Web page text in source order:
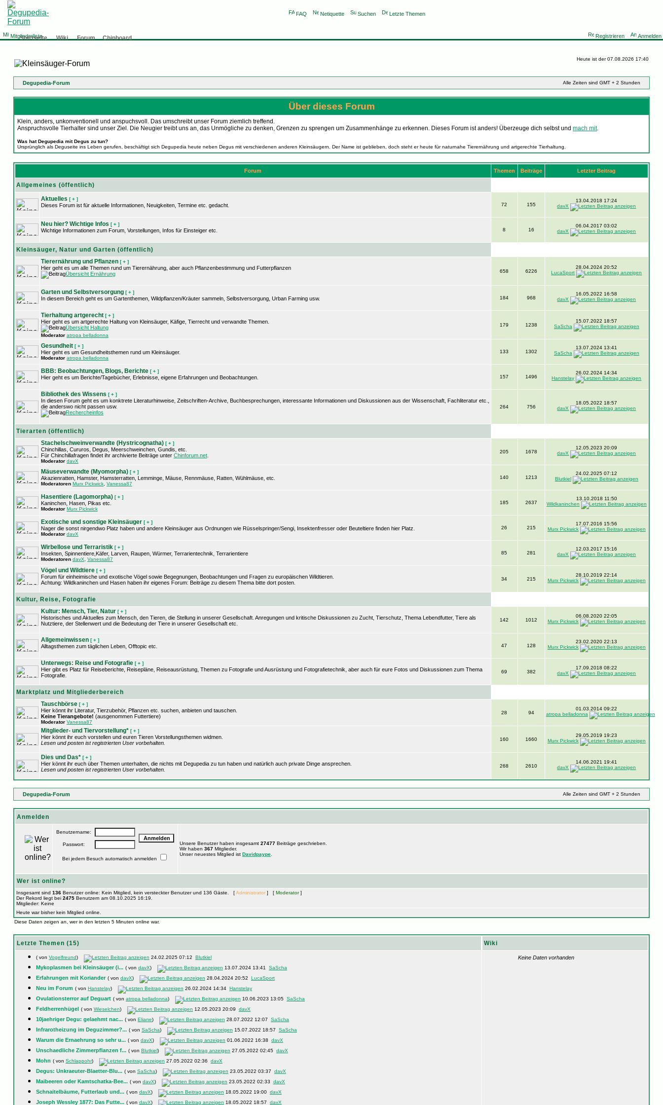
FAQ Netiquette Suchen Letzte Themen
Mitgliederliste Registrieren Anmelden
Startseite Wiki Forum Chinboard
Heute ist der 07.08.2026 17:40
Degupedia-Forum Alle Zeiten sind GMT + 2 Stunden
Über dieses Forum
Klein, anders, unkonventionell und anspuchsvoll. Das umschreibt unser Forum ziemlich treffend.
Anspruchsvolle Tierhalter sind unser Ziel. Die Neugier treibt uns an, das Unmögliche zu denken, Grenzen zu sprengen um Zusammenhänge zu erkennen. Dieses Forum ist anders! Überzeuge dich selbst und mach mit.
Was hat Degupedia mit Degus zu tun?
Ursprünglich als Deguseite ins Leben gerufen, beschäftigt sich Degupedia heute neben Degus mit verschiedenen anderen Kleinsäugern. Der Name ist geblieben, doch steht er heute für naturnahe Tierernährung und artgerechte Tierhaltung.
Forum Themen Beiträge Letzter Beitrag
Allgemeines (öffentlich)
Aktuelles [ + ]
Dieses Forum ist für aktuelle Informationen, Neuigkeiten, Termine etc. gedacht. 72 155
13.04.2018 17:24
davX
Neu hier? Wichtige Infos [ + ]
Wichtige Informationen zum Forum, Vorstellungen, Infos für Einsteiger etc. 8 16
06.04.2017 03:02
davX
Kleinsäuger, Natur und Garten (öffentlich)
Tierernährung und Pflanzen [ + ]
Hier geht es um alle Themen rund um Tierernährung, aber auch Pflanzenbestimmung und Futterpflanzen
Übersicht Ernährung
658 6226
28.04.2024 20:52
LucaSport
Garten und Selbstversorgung [ + ]
In diesem Bereich geht es um Gartenthemen, Wildpflanzen/Kräuter sammeln, Selbstversorgung, Urban Farming usw. 184 968
16.05.2022 16:58
davX
Tierhaltung artgerecht [ + ]
Hier geht es um artgerechte Haltung von Kleinsäuger, Käfige, Tierrecht und verwandte Themen.
Übersicht Haltung
Moderator atropa belladonna
179 1238
15.07.2022 18:57
SaScha
Gesundheit [ + ]
Hier geht es um Gesundheitsthemen rund um Kleinsäuger.
Moderator atropa belladonna
133 1302
13.07.2024 13:41
SaScha
BBB: Beobachtungen, Blogs, Berichte [ + ]
Hier geht es um Berichte/Tagebücher, Erlebnisse, eigene Erfahrungen und Beobachtungen. 157 1496
26.02.2024 14:34
Hanstelay
Bibliothek des Wissens [ + ]
In diesen Forum geht es um konktrete Literaturhinweise, Zeitschriften-Archive, Buchbesprechungen, interessante Informationen und Diskussionen aus der Wissenschaft, Fachliteratur etc.,
die anderswo nicht passen usw.
Rechercheinfos
264 756
18.05.2022 18:57
davX
Tierarten (öffentlich)
Stachelschweinverwandte (Hystricognatha) [ + ]
Chinchillas, Cururos, Degus, Meerschweinchen, Gundis, etc.
Für Chinchillafragen findet ihr archivierte Beiträge unter Chinforum.net.
Moderator davX
205 1678
12.05.2023 20:09
davX
Mäuseverwandte (Myomorpha) [ + ]
Akazienratten, Hamster, Hamsterratten, Lemminge, Mäuse, Rennmäuse, Ratten, Wühlmäuse, etc.
Moderatoren Murx Pickwick, Vanessa87
140 1213
24.02.2025 07:12
Blutkiel
Hasentiere (Lagomorpha) [ + ]
Kaninchen, Hasen, Pikas etc.
Moderator Murx Pickwick
185 2637
13.10.2018 11:50
Wildkaninchen
Exotische und sonstige Kleinsäuger [ + ]
Nager die sonst nirgendwo Platz haben und andere Kleinsäuger aus Ordnungen wie Rüsselspringer/Sengi, Insektenfresser oder Beuteltiere finden hier Platz.
Moderator davX
26 215
17.07.2016 15:56
Murx Pickwick
Wirbellose und Terraristik [ + ]
Insekten, Spinnentiere,Käfer, Larven, Raupen, Würmer, Terrarientechnik, Terrarientiere
Moderatoren davX Vanessa87
85 281
12.03.2017 15:16
davX
Vögel und Wildtiere [ + ]
Forum für einheimische und exotische Vögel sowie Begegnungen, Beobachtungen und Fragen zu europäischen Wildtieren.
Achtung: Wildkaninchen und Hasen haben ihr eigenes Forum: Beiträge zu diesem Thema bitte dort posten.
34 215
28.10.2019 22:14
Murx Pickwick
Kultur, Reise, Fotografie
Kultur: Mensch, Tier, Natur [ + ]
Historisches und Aktuelles zum Mensch, den Tieren, die Stellung in unserer Gesellschaft. Anregungen und kritische Diskussionen zu Zucht, Tierschutz, Thema Lebendfutter, Tiere als
Nutztiere, der Stellenwert und die Bedeutung der Tiere in unserer Gesellschaft etc.
142 1012
06.08.2020 22:05
Murx Pickwick
Allgemeinwissen [ + ]
Alltagsthemen zum täglichen Leben, Offtopic etc. 47 128
23.02.2020 22:13
Murx Pickwick
Unterwegs: Reise und Fotografie [ + ]
Hier gibt es Platz für Reiseberichte, Reisepläne, Reiseausrüstung, Themen zu Fotografie und Ausrüstung und Fotografietechnik, aber auch für eure Fotos und Diskussionen zum Thema
Fotografie.
69 382
17.09.2018 08:22
davX
Marktplatz und Mitgliederbereich
Tauschbörse [ + ]
Hier könnt ihr Literatur, Tierzubehör, Pflanzen etc. suchen, anbieten und tauschen.
Keine Tierangebote! (ausgenommen Futtertiere)
Moderator Vanessa87
28 94
01.03.2014 09:22
atropa belladonna
Mitglieder- und Tiervorstellung* [ + ]
Hier könnt ihr euch vorstellen und euren Tieren Vorstellungsthemen widmen.
Lesen und posten ist registrierten User vorbehalten.
160 1660
29.05.2019 19:23
Murx Pickwick
Dies und Das* [ + ]
Hier könnt ihr euch über Themen unterhalten, die nichts mit Degupedia zu tun haben und natürlich auch private Dinge ansprechen.
Lesen und posten ist registrierten User vorbehalten.
268 2610
14.06.2021 19:41
davX
Degupedia-Forum Alle Zeiten sind GMT + 2 Stunden
Anmelden
Benutzername:
Passwort:
Bei jedem Besuch automatisch anmelden
Unsere Benutzer haben insgesamt 27477Beiträge geschrieben.
Wir haben 367Mitglieder.
Unser neuestes Mitglied ist Davidpaype.
Wer ist online?
Insgesamt sind 136Benutzer online: Kein Mitglied, kein versteckter Benutzer und 136 Gäste. [Administrator] [ Moderator]
Der Rekord liegt bei 2475Benutzern am 08.10.2025 16:19.
Mitglieder: Keine
Heute war bisher kein Mitglied online.
Diese Daten zeigen an, wer in den letzten 5 Minuten online war.
Letzte Themen (15) Wiki
( von Vogelfreund) 24.02.2025 07:12 Blutkiel
Mykoplasmen bei Kleinsäuger (i... ( von davX) 13.07.2024 13:41 SaScha
Erfahrungen mit Koriander ( von davX) 28.04.2024 20:52 LucaSport
Neu im Forum ( von Hanstelay) 26.02.2024 14:34 Hanstelay
Ovulationsterror auf Deguart ( von atropa belladonna) 10.06.2023 13:05 SaScha
Feldherrenhügel ( von Wieselchen) 12.05.2023 20:09 davX
10jaehriger Degu: gelaehmt nac... ( von Eliane) 28.07.2022 12:07 SaScha
Infrarotheizung im Deguzimmer?... ( von SaScha) 15.07.2022 18:57 SaScha
Warum die Ernaehrung so sehr u... ( von davX) 01.06.2022 16:38 davX
Unschaedliche Zimmerpflanzen f... ( von Blutkiel) 27.05.2022 02:45 davX
Mohn ( von Schlappohr) 27.05.2022 02:36 davX
Degus: Unkraeuter-Blaetter-Blu... ( von SaScha) 23.05.2022 03:37 davX
Maibeeren oder Kamtschatka-Bee... ( von davX) 23.05.2022 02:33 davX
Schnaitelbäume, Futterlaub und... ( von davX) 18.05.2022 19:00 davX
Joseph Wessley 1877: Das Futte... ( von davX) 18.05.2022 18:57 davX
Keine Daten vorhanden